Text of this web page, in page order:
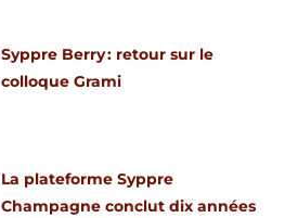
Syppre Berry : retour sur le
colloque Grami
La plateforme Syppre
Champagne conclut dix années